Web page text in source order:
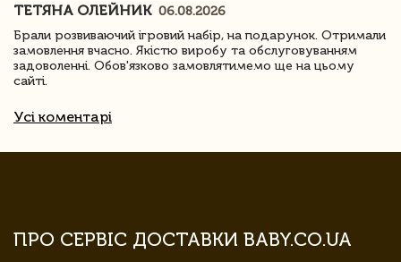
ТЕТЯНА ОЛЕЙНИК 06.08.2026
Брали розвиваючий ігровий набір, на подарунок. Отримали
замовлення вчасно. Якістю виробу та обслуговуванням
задоволенні. Обов'язково замовлятимемо ще на цьому
сайті.
Усі коментарі
ПРО СЕРВІС ДОСТАВКИ BABY.CO.UA